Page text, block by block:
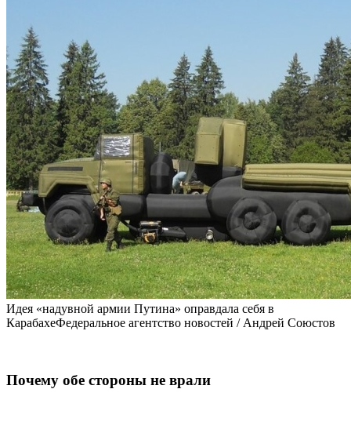
Идея «надувной армии Путина» оправдала себя в
КарабахеФедеральное агентство новостей / Андрей Союстов
Почему обе стороны не врали